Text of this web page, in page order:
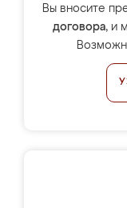
Вы вносите
договора, и